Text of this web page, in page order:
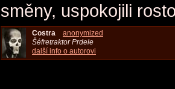
směny, uspokojili
Costra
anonymized
Šéfretraktor Prdele
další info o autorovi